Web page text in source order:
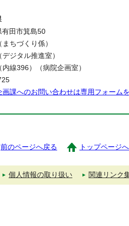
田市箕島50
ちづくり係）
ジタル推進室）
線396）（病院企画室）
課へのお問い合わせは専用フォーム
前のページへ戻る トップページ
個人情報の取り扱い 関連リンク